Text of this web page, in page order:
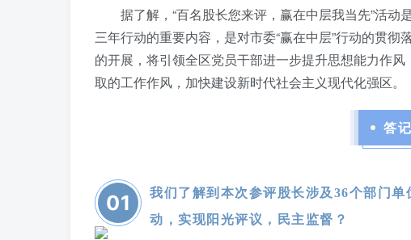
据了解，“百名股长您来评，赢在中层我当先”活动
三年行动的重要内容，是对市委“赢在中层”行动的贯
的开展，将引领全区党员干部进一步提升思想能力作
取的工作作风，加快建设新时代社会主义现代化强区。
答
01
我们了解到本次参评股长涉及36个部门
动，实现阳光评议，民主监督？